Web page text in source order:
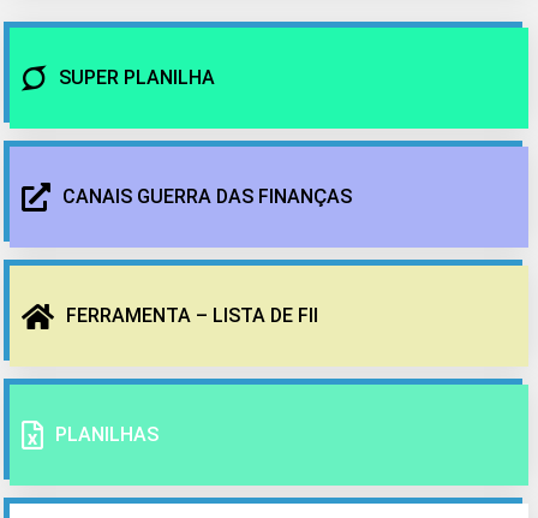
SUPER PLANILHA
CANAIS GUERRA DAS FINANÇAS
FERRAMENTA – LISTA DE FII
PLANILHAS